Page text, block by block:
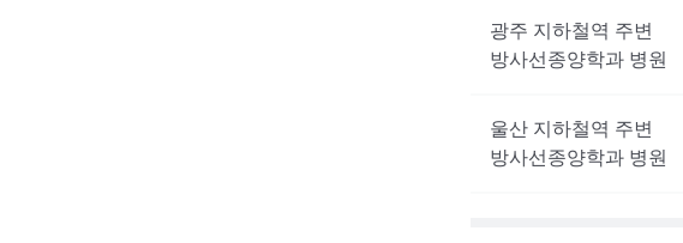
광주 지하철역 주변
방사선종양학과 병원
울산 지하철역 주변
방사선종양학과 병원